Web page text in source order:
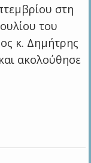
στη
του
κ. Δημήτρης
ακολούθησε